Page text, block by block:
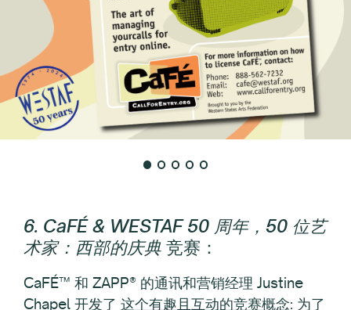
6. CaFÉ & WESTAF 50 周年，50 位艺
术家：西部的庆典 竞赛：
CaFÉ™ 和 ZAPP® 的通讯和营销经理 Justine
Chapel 开发了 这个有趣且互动的竞赛概念: 为了